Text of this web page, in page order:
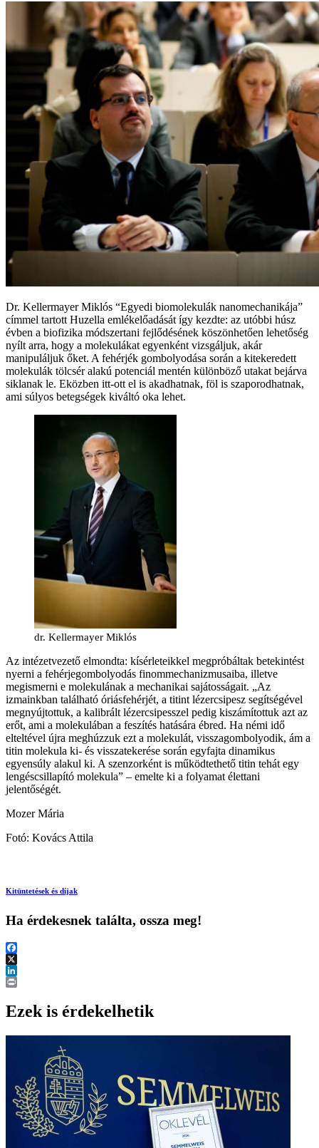
Dr. Kellermayer Miklós “Egyedi biomolekulák nanomechanikája”
címmel tartott Huzella emlékelőadását így kezdte: az utóbbi húsz
évben a biofizika módszertani fejlődésének köszönhetően lehetőség
nyílt arra, hogy a molekulákat egyenként vizsgáljuk, akár
manipuláljuk őket. A fehérjék gombolyodása során a kitekeredett
molekulák tölcsér alakú potenciál mentén különböző utakat bejárva
siklanak le. Eközben itt-ott el is akadhatnak, föl is szaporodhatnak,
ami súlyos betegségek kiváltó oka lehet.
dr. Kellermayer Miklós
Az intézetvezető elmondta: kísérleteikkel megpróbáltak betekintést
nyerni a fehérjegombolyodás finommechanizmusaiba, illetve
megismerni e molekulának a mechanikai sajátosságait. „Az
izmainkban található óriásfehérjét, a titint lézercsipesz segítségével
megnyújtottuk, a kalibrált lézercsipesszel pedig kiszámítottuk azt az
erőt, ami a molekulában a feszítés hatására ébred. Ha némi idő
elteltével újra meghúzzuk ezt a molekulát, visszagombolyodik, ám a
titin molekula ki- és visszatekerése során egyfajta dinamikus
egyensúly alakul ki. A szenzorként is működtethető titin tehát egy
lengéscsillapító molekula” – emelte ki a folyamat élettani
jelentőségét.
Mozer Mária
Fotó: Kovács Attila
Kitüntetések és díjak
Ha érdekesnek találta, ossza meg!
Facebook
X
LinkedIn
Ezek is érdekelhetik